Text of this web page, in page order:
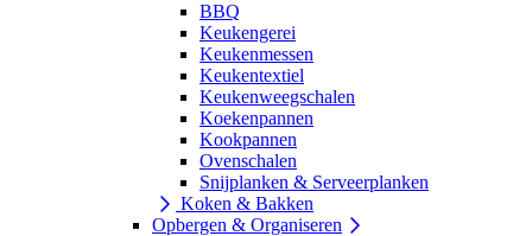
BBQ
Keukengerei
Keukenmessen
Keukentextiel
Keukenweegschalen
Koekenpannen
Kookpannen
Ovenschalen
Snijplanken & Serveerplanken
Koken & Bakken
Opbergen & Organiseren